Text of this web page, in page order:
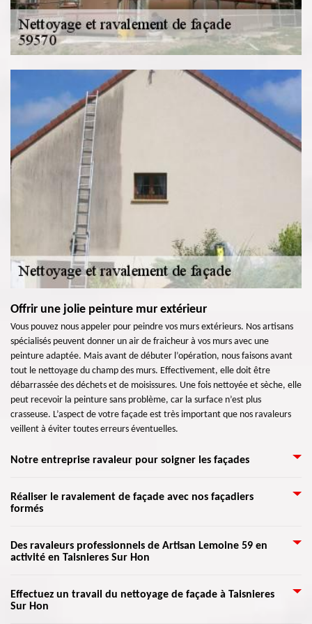
Offrir une jolie peinture mur extérieur
Vous pouvez nous appeler pour peindre vos murs extérieurs. Nos artisans
spécialisés peuvent donner un air de fraicheur à vos murs avec une
peinture adaptée. Mais avant de débuter l’opération, nous faisons avant
tout le nettoyage du champ des murs. Effectivement, elle doit être
débarrassée des déchets et de moisissures. Une fois nettoyée et sèche, elle
peut recevoir la peinture sans problème, car la surface n’est plus
crasseuse. L’aspect de votre façade est très important que nos ravaleurs
veillent à éviter toutes erreurs éventuelles.
Notre entreprise ravaleur pour soigner les façades
Nos artisans sont en mesure de bien s’occuper de tous types de façade. Ils
ont reçu une formation qui assure une œuvre de professionnel. Présent à
dans 59570. Artisan Lemoine 59 est expérimenté dans la rénovation de
façades. Nous serions heureux de vous recommander tous les solutions et
quand vous voulez.
Réaliser le ravalement de façade avec nos façadiers
formés
Grâce à l’aide de nos artisans qualifiés dans ce domaine, nous pouvons
assurer de vraies réalisations professionnelles pour une rénovation fiable
définition précise des rénovations à faire. Nos artisans ravaleurs peuvent
intervenir à tout moment avec le plus grand professionnalisme qui existe.
Des ravaleurs professionnels de Artisan Lemoine 59 en
activité en Taisnieres Sur Hon
Nous savons tous qu’un ravalement de façade consiste à redonner de
l’éclat à toute maison. Certes, il est envisageable de faire le travail sans
Effectuez un travail du nettoyage de façade à Taisnieres
Sur Hon